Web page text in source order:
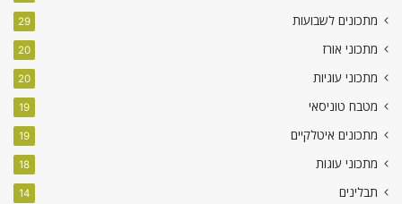
מתכונים לשבועות 29
מתכוני אורז 20
מתכוני עוגיות 20
מטבח טוניסאי 19
מתכונים איטלקיים 19
מתכוני עוגות 18
תבלינים 14